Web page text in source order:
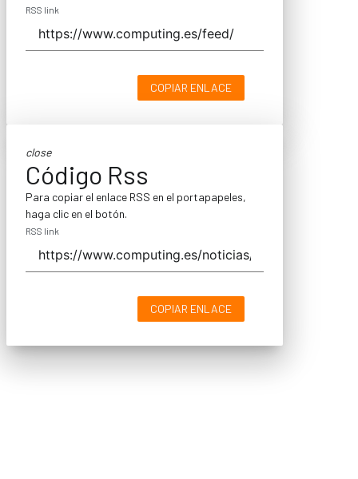
RSS link
COPIAR ENLACE
close
Código Rss
Para copiar el enlace RSS en el portapapeles,
haga clic en el botón.
RSS link
COPIAR ENLACE